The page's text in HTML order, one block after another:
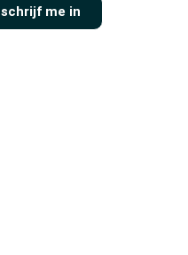
schrijf me in